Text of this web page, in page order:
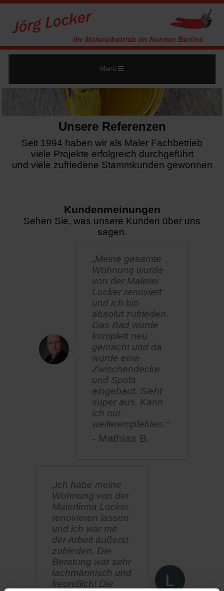
Menü
Unsere Referenzen
Seit 1994 haben wir als Maler Fachbetrieb
viele Projekte erfolgreich durchgeführt
und viele zufriedene Stammkunden gewonnen
Kundenmeinungen
Sehen Sie, was unsere Kunden über uns
sagen.
„Meine gesamte
Wohnung wurde
von der Malerei
Locker renoviert
und ich bin
absolut zufrieden.
Das Bad wurde
komplett neu
gemacht und da
wurde eine
Zwischendecke
und Spots
eingebaut. Sieht
super aus. Kann
ich nur
weiterempfehlen.“
- Mathias B.
„Ich habe meine
Wohnung von der
Malerfirma Locker
renovieren lassen
und ich war mit
der Arbeit äußerst
zufrieden. Die
Beratung war sehr
fachmännisch und
freundlich! Die